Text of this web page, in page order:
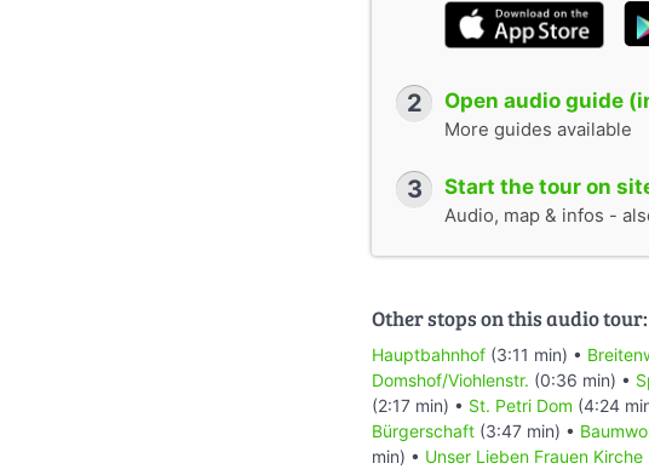
2 Open audio guide
More guides available
3 Start the tour on
Audio, map & infos -
Other stops on this audio tour:
Hauptbahnhof (3:11 min) •
Domshof/Viohlenstr. (0:36 min) •
(2:17 min) • St. Petri Dom (4:24
Bürgerschaft (3:47 min) •
min) • Unser Lieben Frauen Kirche